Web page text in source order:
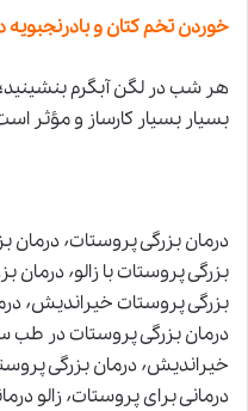
خوردن تخم کتان و
هر شب در لگن آبگرم
بسیار بسیار کارساز و مؤثر